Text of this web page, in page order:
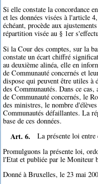
Si elle constate la concordance
et les données visées à l'article
échéant, procède aux
répartition visée au § 1er
Si la Cour des comptes, sur la
constate un écart chiffré
au deuxième alinéa, elle en
de Communauté concernés et
dispose qui peuvent être utiles à
des Communautés. Dans ce cas,
de Communauté concernés, le
des ministres, le nombre
Communautés défaillantes. La
base de ces données.
Art. 6.
La présente loi
Promulguons la présente loi,
l'Etat et publiée par le Moniteur
Donné à Bruxelles, le 23 mai